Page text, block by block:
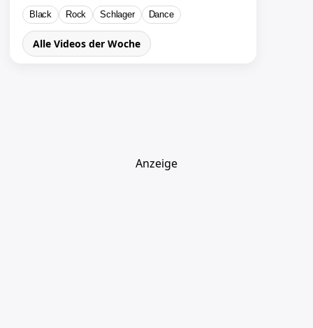
Black Rock Schlager Dance
Alle Videos der Woche
Anzeige